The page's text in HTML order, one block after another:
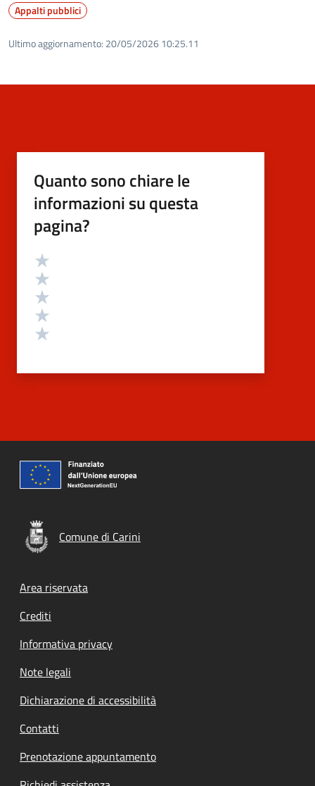
Appalti pubblici
Ultimo aggiornamento: 20/05/2026 10:25.11
Quanto sono chiare le
informazioni su questa
pagina?
Valutazione
Comune di Carini
Footer menu
Area riservata
Crediti
Informativa privacy
Note legali
Dichiarazione di accessibilità
Contatti
Prenotazione appuntamento